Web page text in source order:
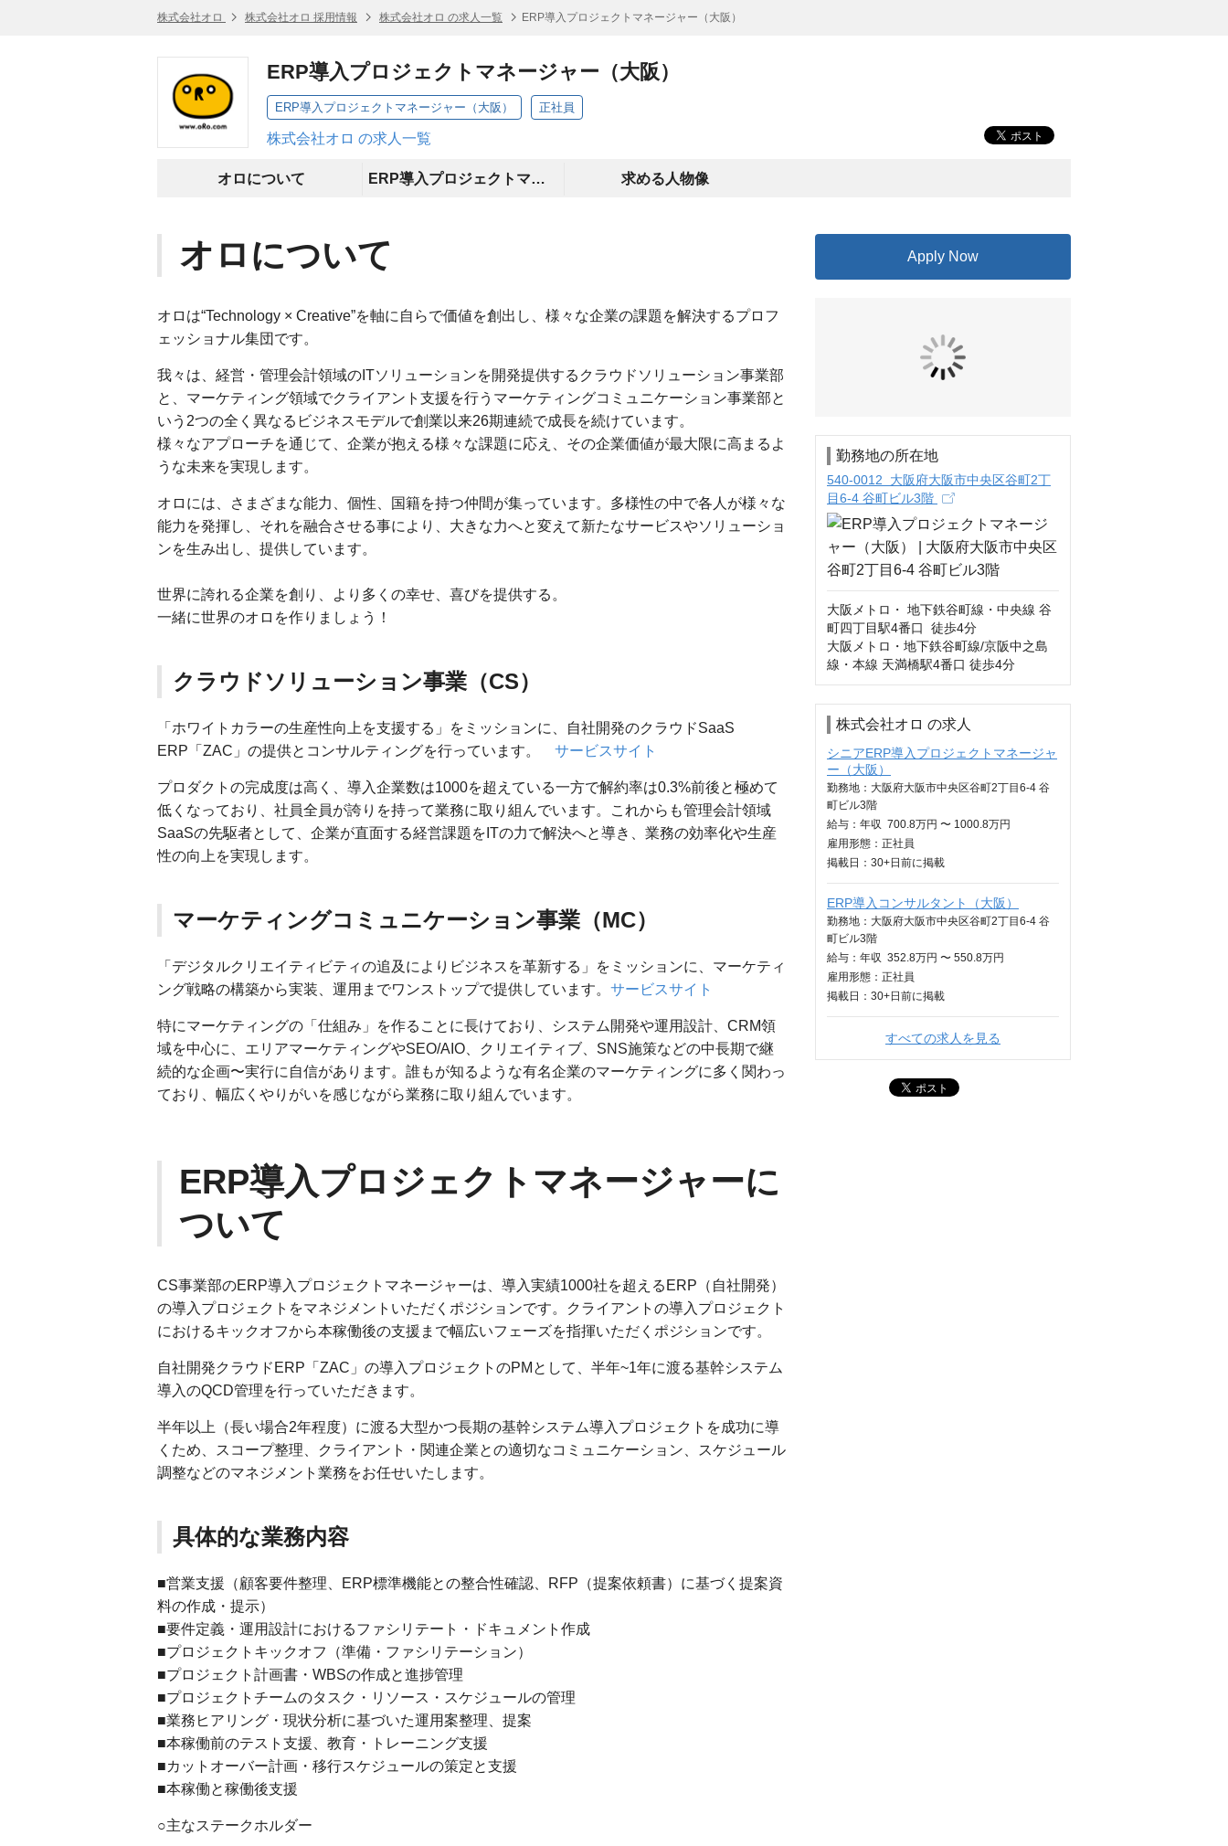
株式会社オロ 株式会社オロ 採用情報 株式会社オロ の求人一覧 ERP導入プロジェクトマネージャー（大阪）
ERP導入プロジェクトマネージャー（大阪）
ERP導入プロジェクトマネージャー（大阪） 正社員
株式会社オロ の求人一覧
オロについて ERP導入プロジェクトマネージャーについて 求める人物像
オロについて
オロは“Technology × Creative”を軸に自らで価値を創出し、様々な企業の課題を解決するプロフ
ェッショナル集団です。
我々は、経営・管理会計領域のITソリューションを開発提供するクラウドソリューション事業部
と、マーケティング領域でクライアント支援を行うマーケティングコミュニケーション事業部と
いう2つの全く異なるビジネスモデルで創業以来26期連続で成長を続けています。
様々なアプローチを通じて、企業が抱える様々な課題に応え、その企業価値が最大限に高まるよ
うな未来を実現します。
オロには、さまざまな能力、個性、国籍を持つ仲間が集っています。多様性の中で各人が様々な
能力を発揮し、それを融合させる事により、大きな力へと変えて新たなサービスやソリューショ
ンを生み出し、提供しています。
世界に誇れる企業を創り、より多くの幸せ、喜びを提供する。
一緒に世界のオロを作りましょう！
クラウドソリューション事業（CS）
「ホワイトカラーの生産性向上を支援する」をミッションに、自社開発のクラウドSaaS
ERP「ZAC」の提供とコンサルティングを行っています。 サービスサイト
プロダクトの完成度は高く、導入企業数は1000を超えている一方で解約率は0.3%前後と極めて
低くなっており、社員全員が誇りを持って業務に取り組んでいます。これからも管理会計領域
SaaSの先駆者として、企業が直面する経営課題をITの力で解決へと導き、業務の効率化や生産
性の向上を実現します。
マーケティングコミュニケーション事業（MC）
「デジタルクリエイティビティの追及によりビジネスを革新する」をミッションに、マーケティ
ング戦略の構築から実装、運用までワンストップで提供しています。 サービスサイト
特にマーケティングの「仕組み」を作ることに長けており、システム開発や運用設計、CRM領
域を中心に、エリアマーケティングやSEO/AIO、クリエイティブ、SNS施策などの中長期で継
続的な企画〜実行に自信があります。誰もが知るような有名企業のマーケティングに多く関わっ
ており、幅広くやりがいを感じながら業務に取り組んでいます。
ERP導入プロジェクトマネージャーに
ついて
CS事業部のERP導入プロジェクトマネージャーは、導入実績1000社を超えるERP（自社開発）
の導入プロジェクトをマネジメントいただくポジションです。クライアントの導入プロジェクト
におけるキックオフから本稼働後の支援まで幅広いフェーズを指揮いただくポジションです。
自社開発クラウドERP「ZAC」の導入プロジェクトのPMとして、半年~1年に渡る基幹システム
導入のQCD管理を行っていただきます。
半年以上（長い場合2年程度）に渡る大型かつ長期の基幹システム導入プロジェクトを成功に導
くため、スコープ整理、クライアント・関連企業との適切なコミュニケーション、スケジュール
調整などのマネジメント業務をお任せいたします。
具体的な業務内容
■営業支援（顧客要件整理、ERP標準機能との整合性確認、RFP（提案依頼書）に基づく提案資
料の作成・提示）
■要件定義・運用設計におけるファシリテート・ドキュメント作成
■プロジェクトキックオフ（準備・ファシリテーション）
■プロジェクト計画書・WBSの作成と進捗管理
■プロジェクトチームのタスク・リソース・スケジュールの管理
■業務ヒアリング・現状分析に基づいた運用案整理、提案
■本稼働前のテスト支援、教育・トレーニング支援
■カットオーバー計画・移行スケジュールの策定と支援
■本稼働と稼働後支援
○主なステークホルダー
Apply Now
勤務地の所在地
540-0012 大阪府大阪市中央区谷町2丁
目6-4 谷町ビル3階
大阪メトロ・ 地下鉄谷町線・中央線 谷
町四丁目駅4番口  徒歩4分
大阪メトロ・地下鉄谷町線/京阪中之島
線・本線 天満橋駅4番口 徒歩4分
株式会社オロ の求人
シニアERP導入プロジェクトマネージャ
ー（大阪）
勤務地：大阪府大阪市中央区谷町2丁目6-4 谷
町ビル3階
給与： 年収 700.8万円 〜 1000.8万円
雇用形態：正社員
掲載日： 30+日 前に掲載
ERP導入コンサルタント（大阪）
勤務地：大阪府大阪市中央区谷町2丁目6-4 谷
町ビル3階
給与： 年収 352.8万円 〜 550.8万円
雇用形態：正社員
掲載日： 30+日 前に掲載
すべての求人を見る